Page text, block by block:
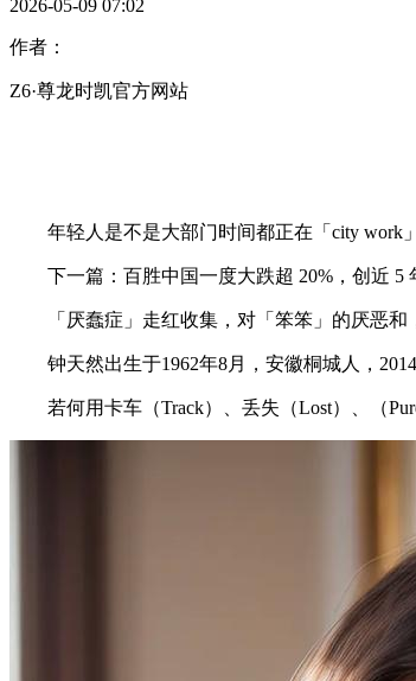
2026-05-09 07:02
作者：
Z6·尊龙时凯官方网站
年轻人是不是大部门时间都正在「city work
下一篇：百胜中国一度大跌超 20%，创近 5
「厌蠢症」走红收集，对「笨笨」的厌恶和
钟天然出生于1962年8月，安徽桐城人，2014
若何用卡车（Track）、丢失（Lost）、（